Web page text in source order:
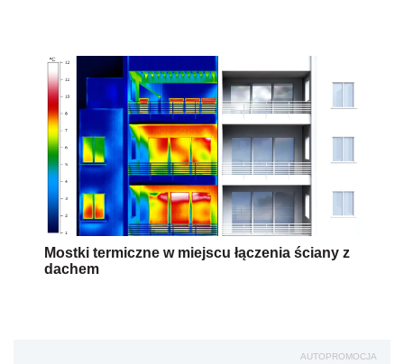
Mostki termiczne w miejscu łączenia ściany z
dachem
AUTOPROMOCJA